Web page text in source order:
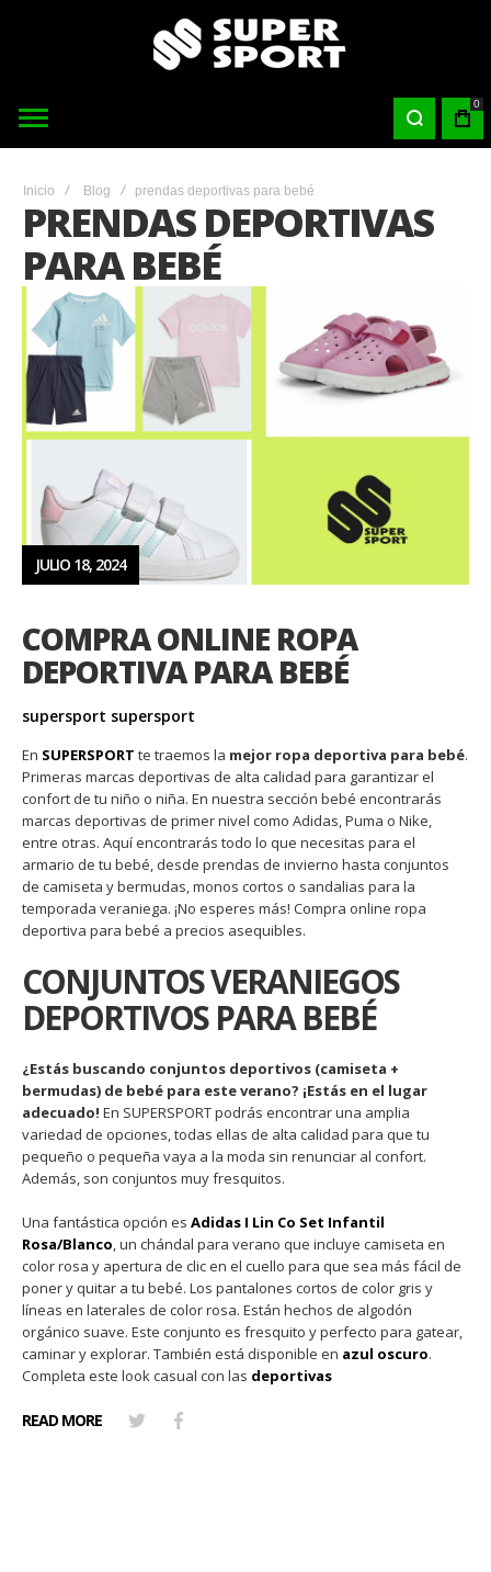
0
Inicio Blog prendas deportivas para bebé
PRENDAS DEPORTIVAS
PARA BEBÉ
JULIO 18, 2024
COMPRA ONLINE ROPA
DEPORTIVA PARA BEBÉ
supersport supersport
En SUPERSPORT te traemos la mejor ropa deportiva para bebé.
Primeras marcas deportivas de alta calidad para garantizar el
confort de tu niño o niña. En nuestra sección bebé encontrarás
marcas deportivas de primer nivel como Adidas, Puma o Nike,
entre otras. Aquí encontrarás todo lo que necesitas para el
armario de tu bebé, desde prendas de invierno hasta conjuntos
de camiseta y bermudas, monos cortos o sandalias para la
temporada veraniega. ¡No esperes más! Compra online ropa
deportiva para bebé a precios asequibles.
CONJUNTOS VERANIEGOS
DEPORTIVOS PARA BEBÉ
¿Estás buscando conjuntos deportivos (camiseta +
bermudas) de bebé para este verano? ¡Estás en el lugar
adecuado! En SUPERSPORT podrás encontrar una amplia
variedad de opciones, todas ellas de alta calidad para que tu
pequeño o pequeña vaya a la moda sin renunciar al confort.
Además, son conjuntos muy fresquitos.
Una fantástica opción es Adidas I Lin Co Set Infantil
Rosa/Blanco, un chándal para verano que incluye camiseta en
color rosa y apertura de clic en el cuello para que sea más fácil de
poner y quitar a tu bebé. Los pantalones cortos de color gris y
líneas en laterales de color rosa. Están hechos de algodón
orgánico suave. Este conjunto es fresquito y perfecto para gatear,
caminar y explorar. También está disponible en azul oscuro.
Completa este look casual con las deportivas
READ MORE